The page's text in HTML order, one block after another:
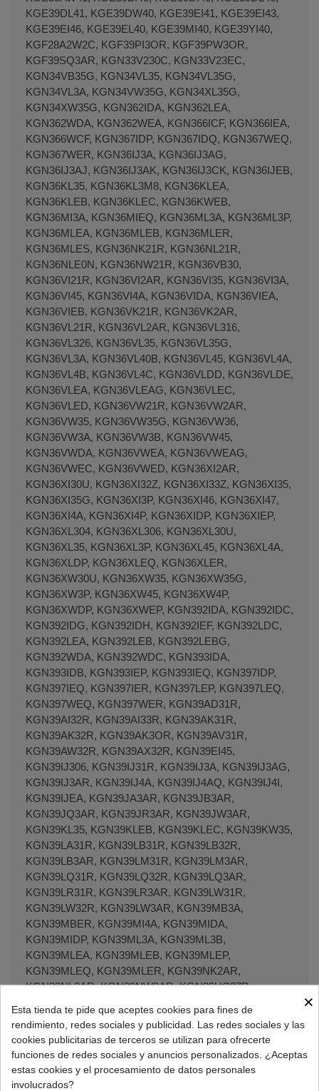
KGE39DL41, KGE39DW40, KGE39EI41, KGE39EI43,
KGE39EI46, KGE39EL40, KGE39MI40, KGE39YI40,
KGF28A2W2C, KGF39PI3OR, KGF39PW3OR,
KGF39SQ3AR, KGN33V230C, KGN33V23EC,
KGN34VB35G, KGN34VL35, KGN34VL35G,
KGN34VL3A, KGN34VW35G, KGN34XL35G,
KGN34XW35G, KGN362IDA, KGN362LEA,
KGN362WDA, KGN362WEA, KGN366ICF, KGN366IEA,
KGN366WCF, KGN367IDP, KGN367IDQ, KGN367WEQ,
KGN367WER, KGN36IJ3A, KGN36IJ3AG,
KGN36IJ3AJ, KGN36IJ3AK, KGN36IJ3CK, KGN36IJEB,
KGN36KL35, KGN36KL3M8, KGN36KLEA,
KGN36KLEB, KGN36KLEC, KGN36KWEB,
KGN36MI3A, KGN36MIEQ, KGN36ML3A, KGN36ML3P,
KGN36MLEA, KGN36MLEB, KGN36MLER,
KGN36MLES, KGN36NK21R, KGN36NL21R,
KGN36NLE0N, KGN36NW21R, KGN36VB30,
KGN36VI21R, KGN36VI2AR, KGN36VI35, KGN36VI3A,
KGN36VI45, KGN36VI4A, KGN36VIDA, KGN36VIEA,
KGN36VIEB, KGN36VK21R, KGN36VK2AR,
KGN36VL21R, KGN36VL2AR, KGN36VL316,
KGN36VL326, KGN36VL35, KGN36VL35G,
KGN36VL3A, KGN36VL40B, KGN36VL45, KGN36VL4A,
KGN36VL4B, KGN36VL4C, KGN36VLDD, KGN36VLDE,
KGN36VLEA, KGN36VLEAG, KGN36VLEC,
KGN36VLED, KGN36VW21R, KGN36VW2AR,
KGN36VW35, KGN36VW35G, KGN36VW36,
KGN36VW3A, KGN36VW3B, KGN36VW45,
KGN36VWDA, KGN36VWEA, KGN36VWEAG,
KGN36VWEC, KGN36VWED, KGN36XI2AR,
KGN36XI30U, KGN36XI32Z, KGN36XI33Z, KGN36XI35,
KGN36XI35G, KGN36XI3P, KGN36XI46, KGN36XI47,
KGN36XI4A, KGN36XI4P, KGN36XIDP, KGN36XIEP,
KGN36XL304, KGN36XL306, KGN36XL30U,
KGN36XL35, KGN36XL3P, KGN36XL45, KGN36XL4A,
KGN36XLDP, KGN36XLEQ, KGN36XLER,
KGN36XW30U, KGN36XW35, KGN36XW35G,
KGN36XW3P, KGN36XW45, KGN36XW4P,
KGN36XWDP, KGN36XWEP, KGN392IDA, KGN392IDC,
KGN392IDG, KGN392IDH, KGN392IEF, KGN392LDC,
KGN392LEA, KGN392LEB, KGN392LEBG,
KGN392WDA, KGN392WDC, KGN393IDA,
KGN393IDB, KGN393IEP, KGN393IEQ, KGN397IDP,
KGN397IEQ, KGN397IER, KGN397LEP, KGN397LEQ,
KGN397WEQ, KGN397WER, KGN39AD31R,
KGN39AI32R, KGN39AI33R, KGN39AK31R,
KGN39AK32R, KGN39AK3OR, KGN39AV31R,
KGN39AW32R, KGN39AX32R, KGN39EI45,
KGN39IJ306, KGN39IJ31R, KGN39IJ3A, KGN39IJ3AG,
KGN39IJ3AR, KGN39IJ4A, KGN39IJ4AQ, KGN39IJ4I,
KGN39IJEA, KGN39JA3AR, KGN39JB3AR,
KGN39JQ3AR, KGN39JR3AR, KGN39JW3AR,
KGN39KL35, KGN39KLEB, KGN39KLEC, KGN39KW35,
KGN39LA31R, KGN39LB31R, KGN39LB32R,
KGN39LB3AR, KGN39LM31R, KGN39LM3AR,
KGN39LQ31R, KGN39LQ32R, KGN39LQ3AR,
KGN39LR31R, KGN39LR3AR, KGN39LW31R,
KGN39LW32R, KGN39LW3AR, KGN39MB3A,
KGN39MBER, KGN39MI4A, KGN39MIDA,
KGN39MIDP, KGN39ML3A, KGN39ML3B,
KGN39MLEA, KGN39MLEB, KGN39MLEP,
KGN39MLEQ, KGN39MLER, KGN39NK2AR,
KGN39NL2AR, KGN39NW2AR, KGN39UC27R,
KGN39UK25R, KGN39UL22R, KGN39UL25R,
KGN39UL306, KGN39UL30U, KGN39UL316,
KGN39UW22R, KGN39UW25R, KGN39UW27R,
KGN39UW306, KGN39UW30U, KGN39UW316,
KGN39VC24R, KGN39VC25R, KGN39VC2AR,
Terminal de consulta○ Motor activo -Estante
medio nevera BOSCH SIEMENS (00709635)
×
Esta tienda te pide que aceptes cookies para fines de
rendimiento, redes sociales y publicidad. Las redes sociales y las
cookies publicitarias de terceros se utilizan para ofrecerte
funciones de redes sociales y anuncios personalizados. ¿Aceptas
estas cookies y el procesamiento de datos personales
involucrados?